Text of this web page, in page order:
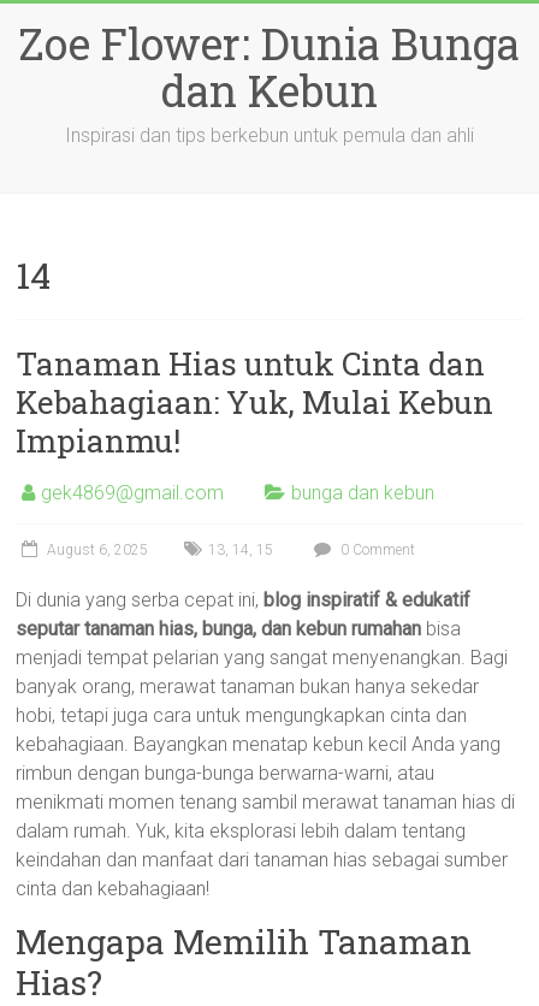
content
Zoe Flower: Dunia Bunga
dan Kebun
Inspirasi dan tips berkebun untuk pemula dan ahli
14
Tanaman Hias untuk Cinta dan
Kebahagiaan: Yuk, Mulai Kebun
Impianmu!
gek4869@gmail.com bunga dan kebun
August 6, 2025 13, 14, 15 0 Comment
Di dunia yang serba cepat ini, blog inspiratif & edukatif
seputar tanaman hias, bunga, dan kebun rumahan bisa
menjadi tempat pelarian yang sangat menyenangkan. Bagi
banyak orang, merawat tanaman bukan hanya sekedar
hobi, tetapi juga cara untuk mengungkapkan cinta dan
kebahagiaan. Bayangkan menatap kebun kecil Anda yang
rimbun dengan bunga-bunga berwarna-warni, atau
menikmati momen tenang sambil merawat tanaman hias di
dalam rumah. Yuk, kita eksplorasi lebih dalam tentang
keindahan dan manfaat dari tanaman hias sebagai sumber
cinta dan kebahagiaan!
Mengapa Memilih Tanaman
Hias?